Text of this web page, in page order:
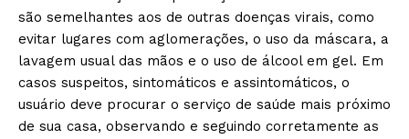
são semelhantes aos de outras doenças virais, como
evitar lugares com aglomerações, o uso da máscara, a
lavagem usual das mãos e o uso de álcool em gel. Em
casos suspeitos, sintomáticos e assintomáticos, o
usuário deve procurar o serviço de saúde mais próximo
de sua casa, observando e seguindo corretamente as